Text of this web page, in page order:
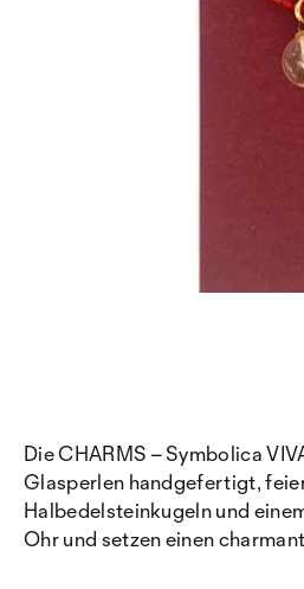
Die CHARMS – Symbolica
Glasperlen handgefertigt,
Halbedelsteinkugeln und
Ohr und setzen einen